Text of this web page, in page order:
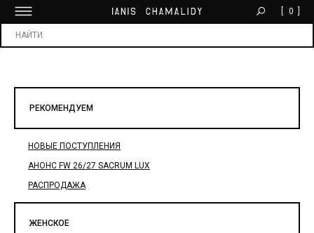
0
РЕКОМЕНДУЕМ
НОВЫЕ ПОСТУПЛЕНИЯ
АНОНС FW 26/27 SACRUM LUX
РАСПРОДАЖА
ЖЕНСКОЕ